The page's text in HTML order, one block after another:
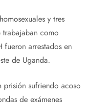
y tres
trabajaban como
fueron arrestados en
de Uganda.
prisión sufriendo acoso
de exámenes